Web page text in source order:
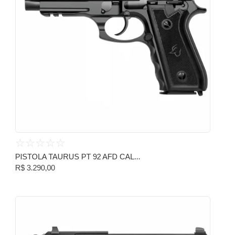
☆ ☆ ☆ ☆ ☆
PISTOLA TAURUS PT 92 AFD CAL...
R$ 3.290,00